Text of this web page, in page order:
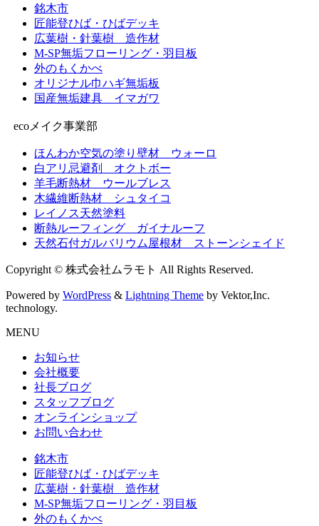
銘木市
匠能登ひば・ひばデッキ
広葉樹・針葉樹 造作材
M-SP無垢フローリング・羽目板
外のもくかべ
オリジナル巾ハギ無垢板
国産無垢建具 イマガワ
ecoメイク事業部
ほんわか空気の塗り壁材 ウォーロ
白アリ忌避剤 オクトボー
羊毛断熱材 ウールブレス
木繊維断熱材 シュタイコ
レイノス天然塗料
断熱ルーフィング ガイナルーフ
天然石付ガルバリウム屋根材 ストーンシェイド
Copyright © 株式会社ムラモト All Rights Reserved.
Powered by WordPress & Lightning Theme by Vektor,Inc.
technology.
MENU
お知らせ
会社概要
社長ブログ
スタッフブログ
オンラインショップ
お問い合わせ
銘木市
匠能登ひば・ひばデッキ
広葉樹・針葉樹 造作材
M-SP無垢フローリング・羽目板
外のもくかべ